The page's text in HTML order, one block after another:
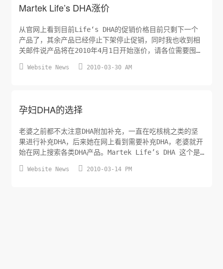
Martek Life’s DHA涨价
从官网上看到目前Life‘s DHA的促销价格目前只剩下一个
产品了，其余产品已经停止下架停止促销，同时我也收到相
关邮件说产品将在2010年4月1日开始涨价，请各位需要囤积
的购物网站——我要购物购买，购买价格是220元一瓶，购买
 Website News  2010-03-30 AM
孕妇DHA的选择
老婆之前都不太注意DHA附加补充，一直在吃核桃之类的坚
果进行补充DHA，后来她在网上看到需要补充DHA，老婆就开
始在网上搜索各类DHA产品。Martek Life’s DHA 这个是
在淘宝上看到具体只要120多一瓶，最近周围朋友再淘宝上
 Website News  2010-03-14 PM